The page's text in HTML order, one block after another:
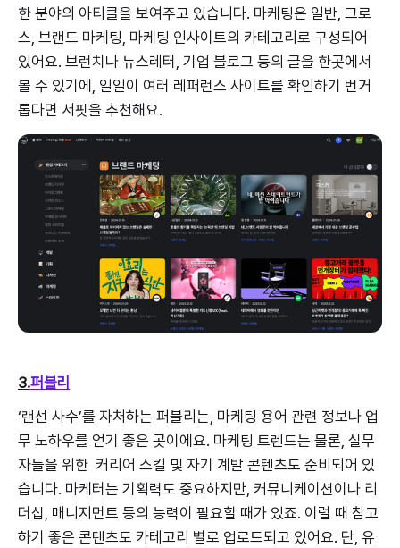
한 분야의 아티클을 보여주고 있습니다. 마케팅은 일반, 그로
스, 브랜드 마케팅, 마케팅 인사이트의 카테고리로 구성되어
있어요. 브런치나 뉴스레터, 기업 블로그 등의 글을 한곳에서
볼 수 있기에, 일일이 여러 레퍼런스 사이트를 확인하기 번거
롭다면 서핏을 추천해요.
3.퍼블리
‘랜선 사수’를 자처하는 퍼블리는, 마케팅 용어 관련 정보나 업
무 노하우를 얻기 좋은 곳이에요. 마케팅 트렌드는 물론, 실무
자들을 위한 커리어 스킬 및 자기 계발 콘텐츠도 준비되어 있
습니다. 마케터는 기획력도 중요하지만, 커뮤니케이션이나 리
더십, 매니지먼트 등의 능력이 필요할 때가 있죠. 이럴 때 참고
하기 좋은 콘텐츠도 카테고리 별로 업로드되고 있어요. 단, 유